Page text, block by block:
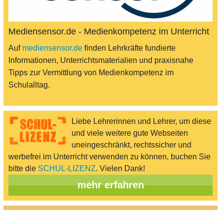
Mediensensor.de - Medienkompetenz im Unterricht
Auf mediensensor.de finden Lehrkräfte fundierte
Informationen, Unterrichtsmaterialien und praxisnahe
Tipps zur Vermittlung von Medienkompetenz im
Schulalltag.
Liebe Lehrerinnen und Lehrer, um diese
und viele weitere gute Webseiten
uneingeschränkt, rechtssicher und
werbefrei im Unterricht verwenden zu können, buchen Sie
bitte die SCHUL-LIZENZ. Vielen Dank!
mehr erfahren